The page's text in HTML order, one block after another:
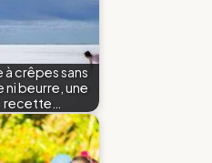
à crêpes sans
ni beurre, une
recette…